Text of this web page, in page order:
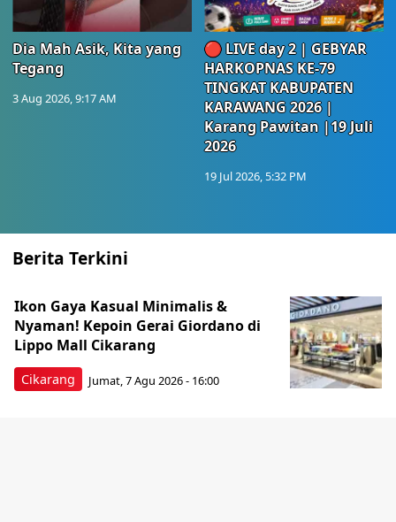
Dia Mah Asik, Kita yang
Tegang
3 Aug 2026, 9:17 AM
🔴 LIVE day 2 | GEBYAR
HARKOPNAS KE-79
TINGKAT KABUPATEN
KARAWANG 2026 |
Karang Pawitan |19 Juli
2026
19 Jul 2026, 5:32 PM
Berita Terkini
Cikarang
Ikon Gaya Kasual Minimalis &
Nyaman! Kepoin Gerai Giordano di
Lippo Mall Cikarang
Jumat, 7 Agu 2026 - 16:00